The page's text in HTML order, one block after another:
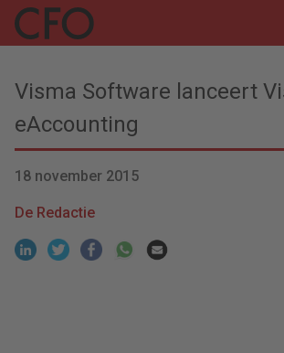
Visma Software lanceert
eAccounting
18 november 2015
De Redactie